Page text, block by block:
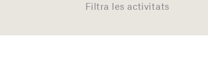
Filtra les activitats